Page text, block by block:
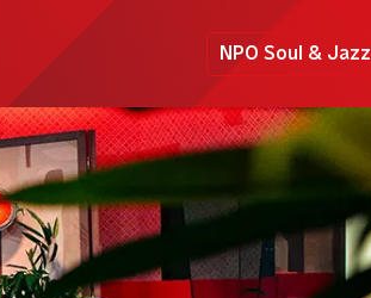
NPO Soul & Jazz